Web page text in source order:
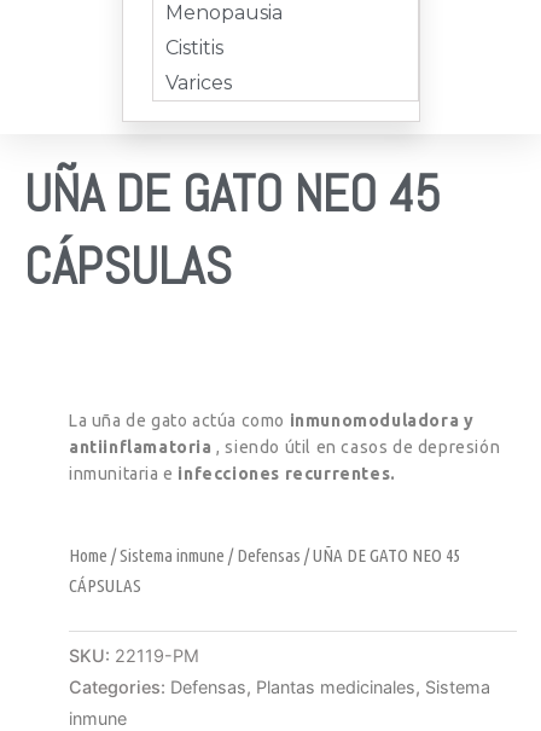
Menopausia
Cistitis
Varices
UÑA DE GATO NEO 45
CÁPSULAS
La uña de gato actúa como inmunomoduladora y
antiinflamatoria, siendo útil en casos de depresión
inmunitaria e infecciones recurrentes.
Home /Sistema inmune /Defensas / UÑA DE GATO NEO 45
CÁPSULAS
SKU: 22119-PM
Categories: Defensas, Plantas medicinales, Sistema
inmune